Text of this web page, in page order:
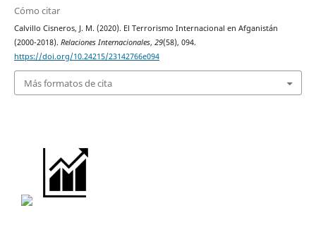
Cómo citar
Calvillo Cisneros, J. M. (2020). El Terrorismo Internacional en Afganistán
(2000-2018). Relaciones Internacionales, 29(58), 094.
https://doi.org/10.24215/23142766e094
Más formatos de cita